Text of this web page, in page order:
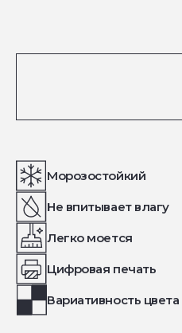
Морозостойкий
Не впитывает влагу
Легко моется
Цифровая печать
Вариативность цвета